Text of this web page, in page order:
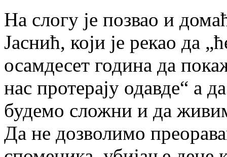
На слогу је позвао и
Јаснић, који је рекао да
осамдесет година да
нас протерају одавде“ а
будемо сложни и да
Да не дозволимо